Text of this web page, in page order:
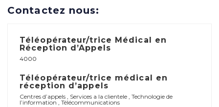
Contactez nous:
Téléopérateur/trice Médical en
Réception d’Appels
4000
Téléopérateur/trice médical en
réception d’appels
Centres d’appels , Services a la clientele , Technologie de
l’information , Télécommunications